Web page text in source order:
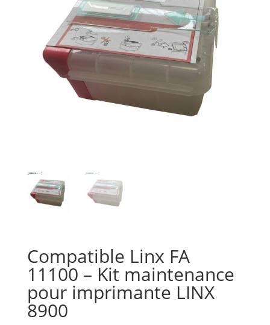
Compatible Linx FA
11100 – Kit maintenance
pour imprimante LINX
8900